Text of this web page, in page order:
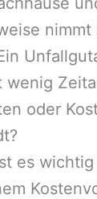
wenig
oder
es